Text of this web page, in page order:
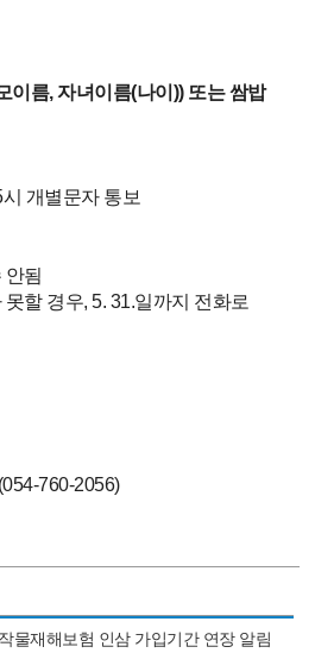
이름, 자녀이름(나이)) 또는 쌈밥
시 개별문자 통보
안됨
할 경우, 5. 31.일까지 전화로
760-2056)
물재해보험 인삼 가입기간 연장 알림